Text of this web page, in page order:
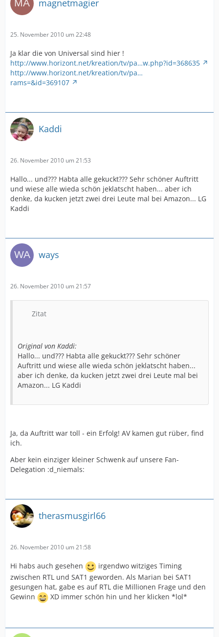
magnetmagier
25. November 2010 um 22:48
Ja klar die von Universal sind hier !
http://www.horizont.net/kreation/tv/pa…w.php?id=368635
http://www.horizont.net/kreation/tv/pa…
rams=&id=369107
Kaddi
26. November 2010 um 21:53
Hallo... und??? Habta alle gekuckt??? Sehr schöner Auftritt
und wiese alle wieda schön jeklatscht haben... aber ich
denke, da kucken jetzt zwei drei Leute mal bei Amazon... LG
Kaddi
ways
26. November 2010 um 21:57
Zitat
Original von Kaddi:
Hallo... und??? Habta alle gekuckt??? Sehr schöner
Auftritt und wiese alle wieda schön jeklatscht haben...
aber ich denke, da kucken jetzt zwei drei Leute mal bei
Amazon... LG Kaddi
Ja, da Auftritt war toll - ein Erfolg! AV kamen gut rüber, find
ich.
Aber kein einziger kleiner Schwenk auf unsere Fan-
Delegation :d_niemals:
therasmusgirl66
26. November 2010 um 21:58
Hi habs auch gesehen
irgendwo witziges Timing
zwischen RTL und SAT1 geworden. Als Marian bei SAT1
gesungen hat, gabe es auf RTL die Millionen Frage und den
Gewinn
XD immer schön hin und her klicken *lol*